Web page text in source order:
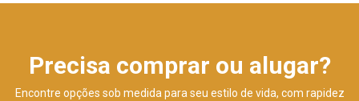
Precisa comprar ou alugar?
Encontre opções sob medida para seu estilo de vida, com rapidez